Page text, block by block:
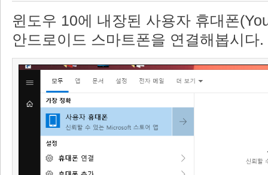
윈도우 10에 내장된 사용자 휴대폰
안드로이드 스마트폰을 연결해봅시다.